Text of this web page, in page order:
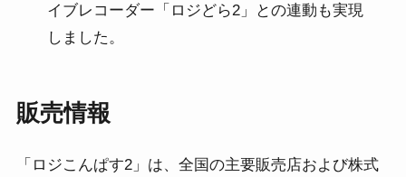
イブレコーダー「ロジどら2」との連動も実現
しました。
販売情報
「ロジこんぱす2」は、全国の主要販売店および株式